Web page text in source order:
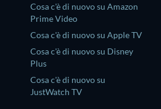
Cosa c'è di nuovo su Amazon
Prime Video
Cosa c'è di nuovo su Apple TV
Cosa c'è di nuovo su Disney
Plus
Cosa c'è di nuovo su
JustWatch TV